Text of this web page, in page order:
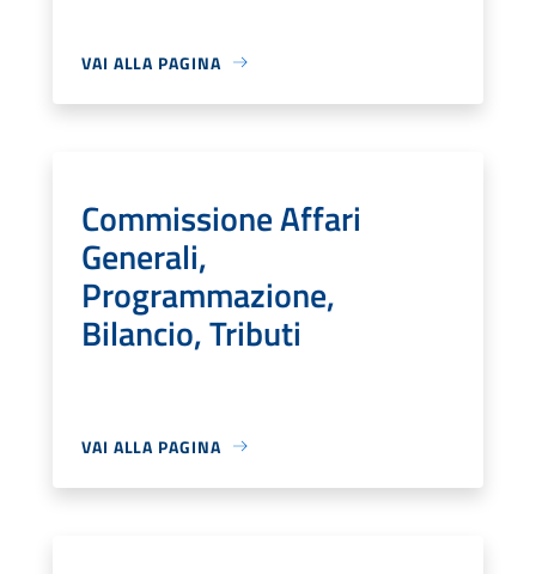
VAI ALLA PAGINA
Commissione Affari
Generali,
Programmazione,
Bilancio, Tributi
VAI ALLA PAGINA